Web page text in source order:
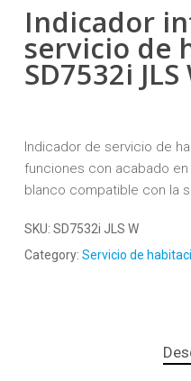
Indicador
servicio de
SD7532i JLS
Indicador de servicio de
funciones con acabado
blanco compatible con la
SKU: SD7532i JLS W
Category: Servicio de